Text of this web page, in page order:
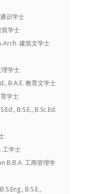
识学士
学士
建筑文学士
学士
B.A.E. 教育文学士
学士
B.S.E., B.Sc.Ed.
工学士
B.B.A. 工商管理学
B.S.E.,